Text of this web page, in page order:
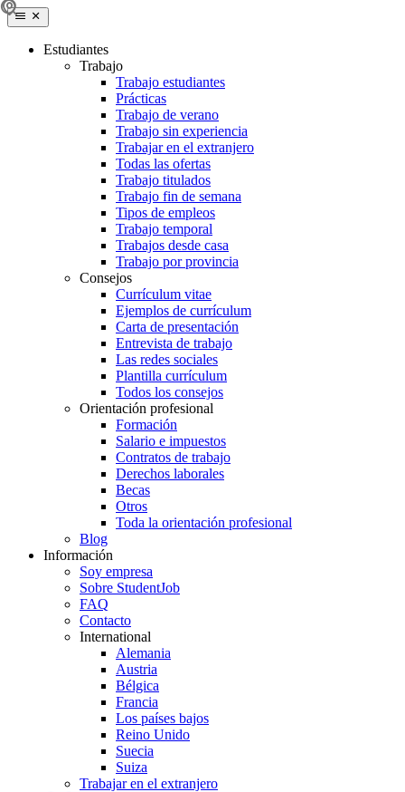
Estudiantes
Trabajo
Trabajo estudiantes
Prácticas
Trabajo de verano
Trabajo sin experiencia
Trabajar en el extranjero
Todas las ofertas
Trabajo titulados
Trabajo fin de semana
Tipos de empleos
Trabajo temporal
Trabajos desde casa
Trabajo por provincia
Consejos
Currículum vitae
Ejemplos de currículum
Carta de presentación
Entrevista de trabajo
Las redes sociales
Plantilla currículum
Todos los consejos
Orientación profesional
Formación
Salario e impuestos
Contratos de trabajo
Derechos laborales
Becas
Otros
Toda la orientación profesional
Blog
Información
Soy empresa
Sobre StudentJob
FAQ
Contacto
International
Alemania
Austria
Bélgica
Francia
Los países bajos
Reino Unido
Suecia
Suiza
Trabajar en el extranjero